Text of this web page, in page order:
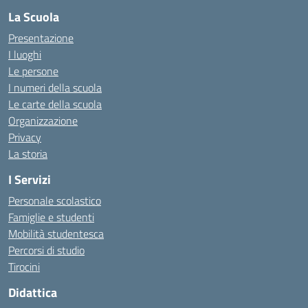
La Scuola
Presentazione
I luoghi
Le persone
I numeri della scuola
Le carte della scuola
Organizzazione
Privacy
La storia
I Servizi
Personale scolastico
Famiglie e studenti
Mobilità studentesca
Percorsi di studio
Tirocini
Didattica